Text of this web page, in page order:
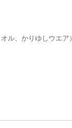
ル、かりゆしウエア）